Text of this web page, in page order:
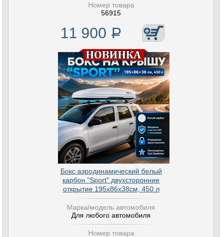
Номер товара
56915
11 900 Р
Бокс аэродинамический белый
карбон "Sport" двухсторонние
открытие 195х86х38см, 450 л
Марка/модель автомобиля
Для любого автомобиля
Номер товара